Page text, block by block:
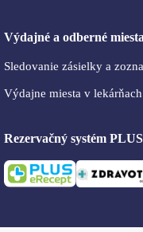
Výdajné a odberné
Sledovanie zásielky a
Výdajne miesta v
Rezervačný systém